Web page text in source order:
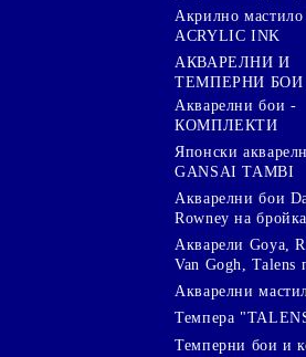
Акрилно
ACRYLIC INK
АКВАРЕЛНИ И
ТЕМПЕРНИ БОИ
Акварелни бои -
КОМПЛЕКТИ
Японски
GANSAI TAMBI
Акварелни бои
Rowney на бройка
Акварели Goya,
Van Gogh, Talens
Акварелни
Темпера
Темперни бои и